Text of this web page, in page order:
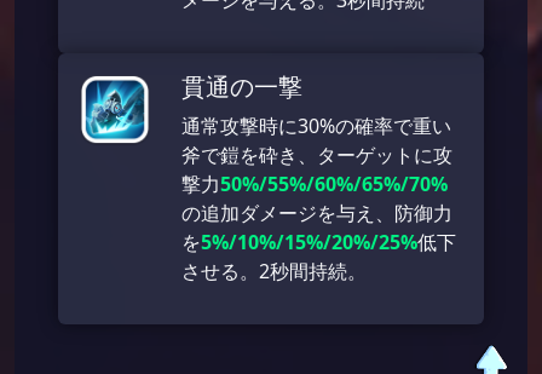
貫通の一撃
通常攻撃時に30%の確率で重い
斧で鎧を砕き、ターゲットに攻
撃力50%/55%/60%/65%/70%
の追加ダメージを与え、防御力
を5%/10%/15%/20%/25%低下
させる。2秒間持続。